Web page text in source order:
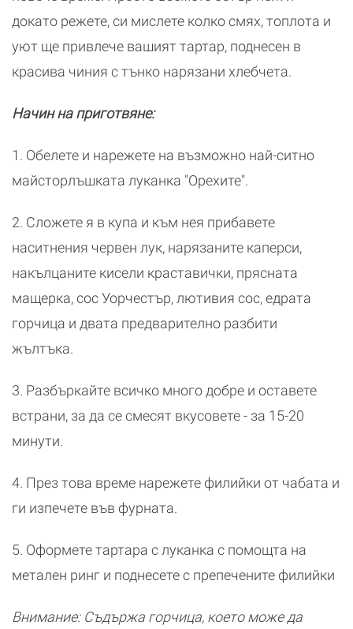
докато режете, си мислете колко смях, топлота и
уют ще привлече вашият тартар, поднесен в
красива чиния с тънко нарязани хлебчета.
Начин на приготвяне:
1. Обелете и нарежете на възможно най-ситно
майсторлъшката луканка "Орехите".
2. Сложете я в купа и към нея прибавете
наситнения червен лук, нарязаните каперси,
накълцаните кисели краставички, прясната
мащерка, сос Уорчестър, лютивия сос, едрата
горчица и двата предварително разбити
жълтъка.
3. Разбъркайте всичко много добре и оставете
встрани, за да се смесят вкусовете - за 15-20
минути.
4. През това време нарежете филийки от чабата и
ги изпечете във фурната.
5. Оформете тартара с луканка с помощта на
метален ринг и поднесете с препечените филийки
Внимание: Съдържа горчица, което може да